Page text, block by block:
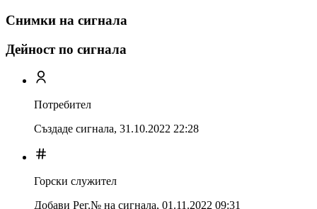
Снимки на сигнала
Дейност по сигнала
Потребител
Създаде сигнала, 31.10.2022 22:28
Горски служител
Добави Рег.№ на сигнала, 01.11.2022 09:31